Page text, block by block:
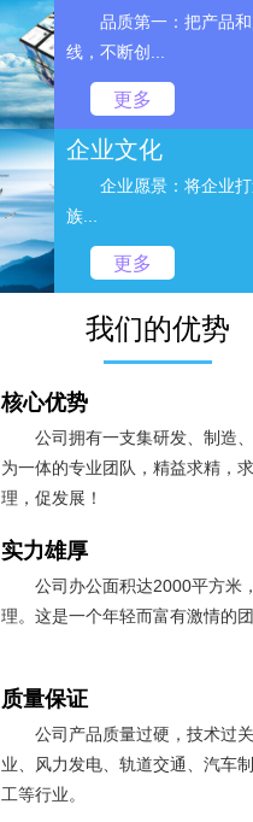
品质第一：把产品
线，不断创...
更多
企业文化
企业愿景：将企业
族...
更多
我们的优势
核心优势
公司拥有一支集研发、制造
为一体的专业团队，精益求精，
理，促发展！
实力雄厚
公司办公面积达2000平方米
理。这是一个年轻而富有激情的
质量保证
公司产品质量过硬，技术过
业、风力发电、轨道交通、汽车
工等行业。